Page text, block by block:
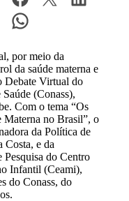
por meio da
da saúde materna e
Debate Virtual do
(Conass),
Com o tema “Os
Materna no Brasil”, o
da Política de
Costa, e da
do Centro
Infantil (Ceami),
do Conass, do